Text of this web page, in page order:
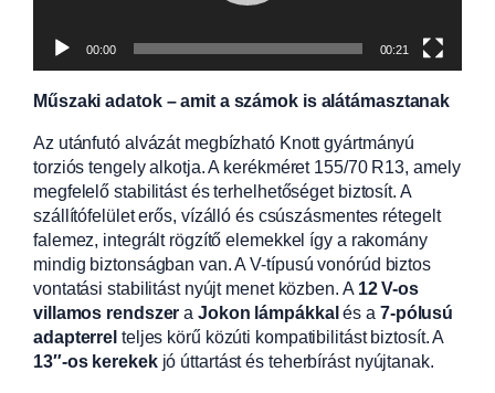
00:00 00:21
Műszaki adatok – amit a számok is alátámasztanak
Az utánfutó alvázát megbízható Knott gyártmányú
torziós tengely alkotja. A kerékméret 155/70 R13, amely
megfelelő stabilitást és terhelhetőséget biztosít. A
szállítófelület erős, vízálló és csúszásmentes rétegelt
falemez, integrált rögzítő elemekkel így a rakomány
mindig biztonságban van. A V-típusú vonórúd biztos
vontatási stabilitást nyújt menet közben. A 12 V-os
villamos rendszer aJokon lámpákkalés a 7-pólusú
adapterrel teljes körű közúti kompatibilitást biztosít. A
13″-os kerekekjó úttartást és teherbírást nyújtanak.